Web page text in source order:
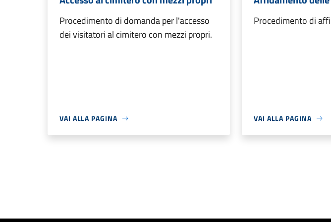
Procedimento di domanda per l'accesso
dei visitatori al cimitero con mezzi propri.
VAI ALLA PAGINA
Procedimento di
VAI ALLA PAGINA